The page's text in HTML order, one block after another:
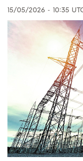
15/05/2026 - 10:35